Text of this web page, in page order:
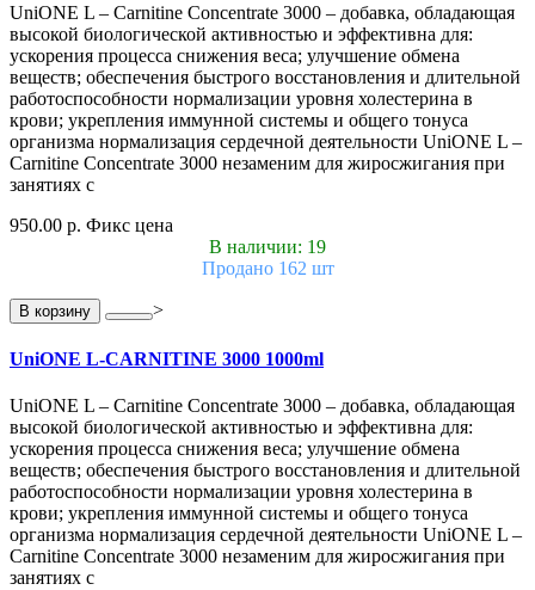
UniONE L – Carnitine Concentrate 3000 – добавка, обладающая
высокой биологической активностью и эффективна для:
ускорения процесса снижения веса; улучшение обмена
веществ; обеспечения быстрого восстановления и длительной
работоспособности нормализации уровня холестерина в
крови; укрепления иммунной системы и общего тонуса
организма нормализация сердечной деятельности UniONE L –
Carnitine Concentrate 3000 незаменим для жиросжигания при
занятиях с
950.00 р. Фикс цена
В наличии: 19
Продано 162 шт
В корзину >
UniONE L-CARNITINE 3000 1000ml
UniONE L – Carnitine Concentrate 3000 – добавка, обладающая
высокой биологической активностью и эффективна для:
ускорения процесса снижения веса; улучшение обмена
веществ; обеспечения быстрого восстановления и длительной
работоспособности нормализации уровня холестерина в
крови; укрепления иммунной системы и общего тонуса
организма нормализация сердечной деятельности UniONE L –
Carnitine Concentrate 3000 незаменим для жиросжигания при
занятиях с